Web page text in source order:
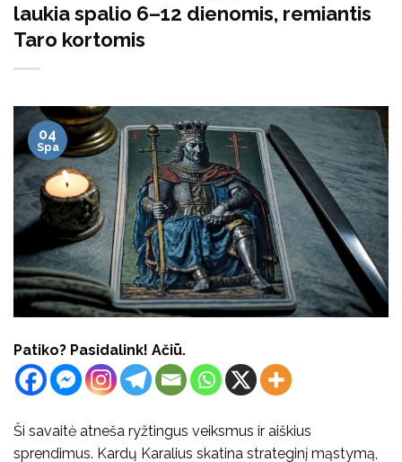
laukia spalio 6–12 dienomis, remiantis
Taro kortomis
04
Spa
Patiko? Pasidalink! Ačiū.
Ši savaitė atneša ryžtingus veiksmus ir aiškius
sprendimus. Kardų Karalius skatina strateginį mąstymą,